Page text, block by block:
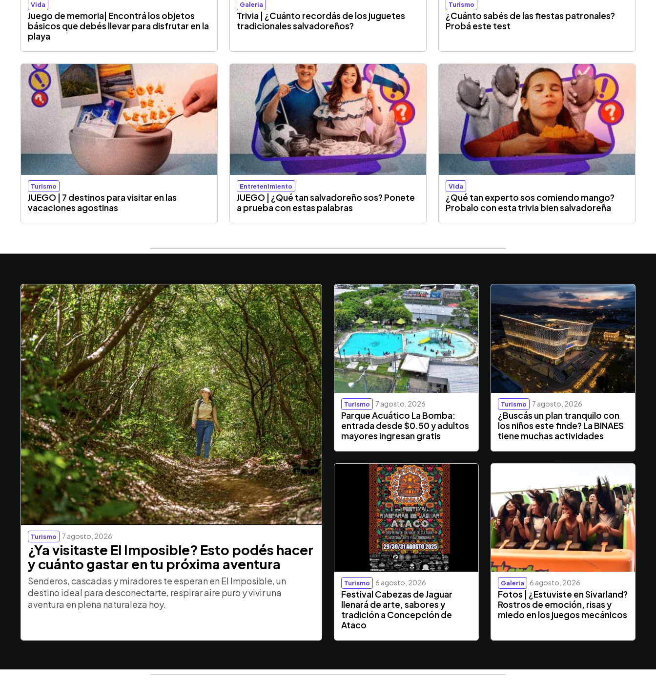
Vida
Juego de memoria| Encontrá los objetos
básicos que debés llevar para disfrutar en la
playa
Galeria
Trivia | ¿Cuánto recordás de los juguetes
tradicionales salvadoreños?
Turismo
¿Cuánto sabés de las fiestas patronales?
Probá este test
Turismo
JUEGO | 7 destinos para visitar en las
vacaciones agostinas
Entretenimiento
JUEGO | ¿Qué tan salvadoreño sos? Ponete
a prueba con estas palabras
Vida
¿Qué tan experto sos comiendo mango?
Probalo con esta trivia bien salvadoreña
Turismo 7 agosto, 2026
¿Ya visitaste El Imposible? Esto podés hacer
y cuánto gastar en tu próxima aventura
Senderos, cascadas y miradores te esperan en El Imposible, un
destino ideal para desconectarte, respirar aire puro y vivir una
aventura en plena naturaleza hoy.
Turismo 7 agosto, 2026
Parque Acuático La Bomba:
entrada desde $0.50 y adultos
mayores ingresan gratis
Turismo 7 agosto, 2026
¿Buscás un plan tranquilo con
los niños este finde? La BINAES
tiene muchas actividades
Turismo 6 agosto, 2026
Festival Cabezas de Jaguar
llenará de arte, sabores y
tradición a Concepción de
Ataco
Galeria 6 agosto, 2026
Fotos | ¿Estuviste en Sivarland?
Rostros de emoción, risas y
miedo en los juegos mecánicos